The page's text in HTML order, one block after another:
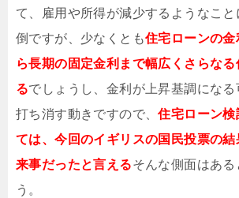
て、雇用や所得が減少するようなこ
倒ですが、少なくとも住宅ローンの
ら長期の固定金利まで幅広くさらな
るでしょうし、金利が上昇基調になる
打ち消す動きですので、住宅ローン検
ては、今回のイギリスの国民投票の結
来事だったと言えるそんな側面はある
う。